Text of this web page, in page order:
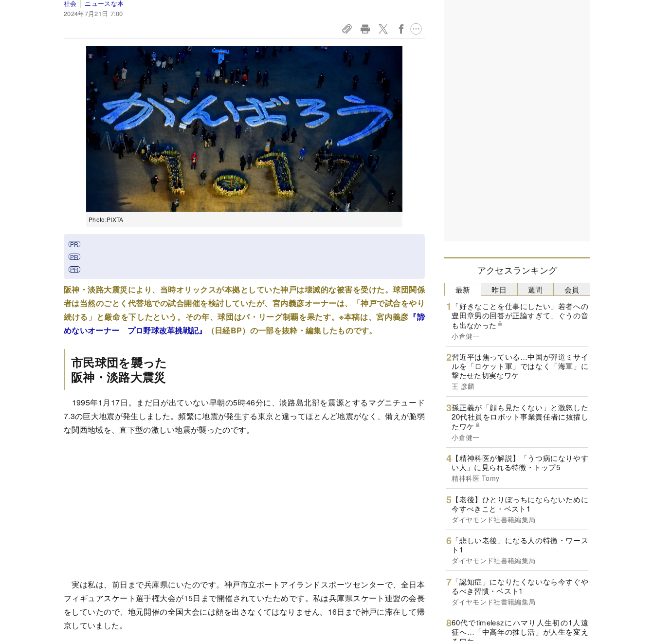
社会
ニュースな本
2024年7月21日 7:00
Photo:PIXTA
阪神・淡路大震災により、当時オリックスが本拠としていた神戸は壊滅的な被害を受けた。球団関係
者は当然のごとく代替地での試合開催を検討していたが、宮内義彦オーナーは、「神戸で試合をやり
続ける」と厳命を下したという。その年、球団はパ・リーグ制覇を果たす。※本稿は、宮内義彦 『諦
めないオーナー プロ野球改革挑戦記』
（日経BP）の一部を抜粋・編集したものです。
市民球団を襲った
阪神・淡路大震災
1995年1月17日。まだ日が出ていない早朝の5時46分に、淡路島北部を震源とするマグニチュード
7.3の巨大地震が発生しました。頻繁に地震が発生する東京と違ってほとんど地震がなく、備えが脆弱
な関西地域を、直下型の激しい地震が襲ったのです。
実は私は、前日まで兵庫県にいたのです。神戸市立ポートアイランドスポーツセンターで、全日本
フィギュアスケート選手権大会が15日まで開催されていたためです。私は兵庫県スケート連盟の会長
をしていたので、地元開催の全国大会には顔を出さなくてはなりません。16日まで神戸に滞在して帰
京していました。
アクセスランキング
最新
「好きなことを仕事にしたい」若者への
豊田章男の回答が正論すぎて、ぐうの音
も出なかった
小倉健一
習近平は焦っている…中国が弾道ミサイ
ルを「ロケット軍」ではなく「海軍」に
撃たせた切実なワケ
王 彦麟
孫正義が「顔も見たくない」と激怒した
20代社員をロボット事業責任者に抜擢し
たワケ
小倉健一
【精神科医が解説】「うつ病になりやす
い人」に見られる特徴・トップ5
精神科医 Tomy
【老後】ひとりぼっちにならないために
今すべきこと・ベスト1
ダイヤモンド社書籍編集局
「悲しい老後」になる人の特徴・ワース
ト1
ダイヤモンド社書籍編集局
「認知症」になりたくないなら今すぐや
るべき習慣・ベスト1
ダイヤモンド社書籍編集局
60代でtimeleszにハマり人生初の1人遠
征へ…「中高年の推し活」が人生を変え
昨日 週間 会員